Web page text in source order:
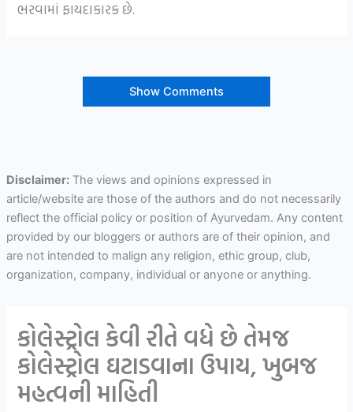
ભરવામાં ફાયદાકારક છે.
Show Comments
Disclaimer:The views and opinions expressed in
article/website are those of the authors and do not necessarily
reflect the official policy or position of Ayurvedam. Any content
provided by our bloggers or authors are of their opinion, and
are not intended to malign any religion, ethic group, club,
organization, company, individual or anyone or anything.
કોલેસ્ટ્રોલ કેવી રીતે વધે છે તેમજ
કોલેસ્ટ્રોલ ઘટાડવાના ઉપાય, ખુબજ
મહત્વની માહિતી